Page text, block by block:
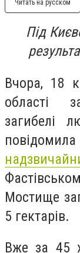
Читать на русском
Під
Вчора, 18
області
загибелі
Мостище
5 гектарів.
Вже за 45